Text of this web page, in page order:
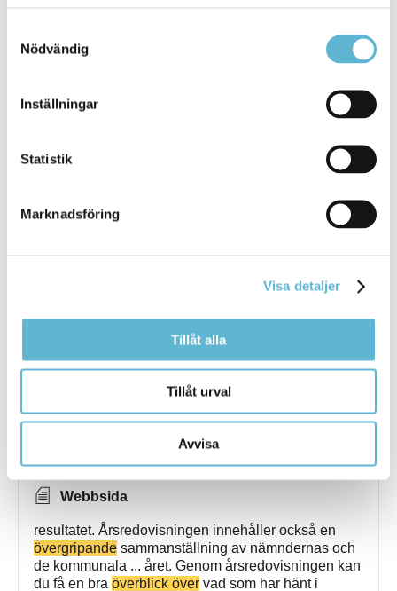
Nödvändig
Inställningar
Statistik
Marknadsföring
Visa detaljer
Tillåt alla
Tillåt urval
Avvisa
Bromölla Kommun
Webbsida
flera kommuner när
Ekonomi och budget
3 June 2026
Webbsida
resultatet. Årsredovisningen innehåller också en
övergripande sammanställning av nämndernas och
de kommunala ... året. Genom årsredovisningen kan
du få en bra överblick över vad som har hänt i